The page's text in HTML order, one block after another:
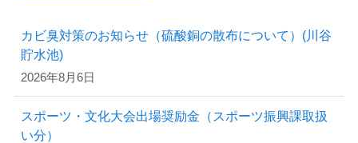
カビ臭対策のお知らせ（硫酸銅の散布について）(川谷
貯水池)
2026年8月6日
スポーツ・文化大会出場奨励金（スポーツ振興課取扱
い分）